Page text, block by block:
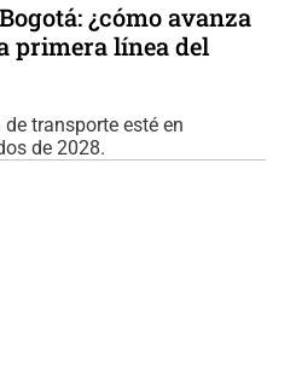
¿cómo avanza
primera línea del
transporte esté en
de 2028.